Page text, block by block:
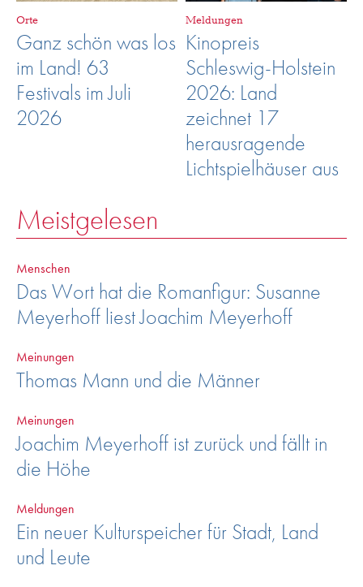
Orte
Ganz schön was los
im Land! 63
Festivals im Juli
2026
Meldungen
Kinopreis
Schleswig-Holstein
2026: Land
zeichnet 17
herausragende
Lichtspielhäuser aus
Meistgelesen
Menschen
Das Wort hat die Romanfigur: Susanne
Meyerhoff liest Joachim Meyerhoff
Meinungen
Thomas Mann und die Männer
Meinungen
Joachim Meyerhoff ist zurück und fällt in
die Höhe
Meldungen
Ein neuer Kulturspeicher für Stadt, Land
und Leute